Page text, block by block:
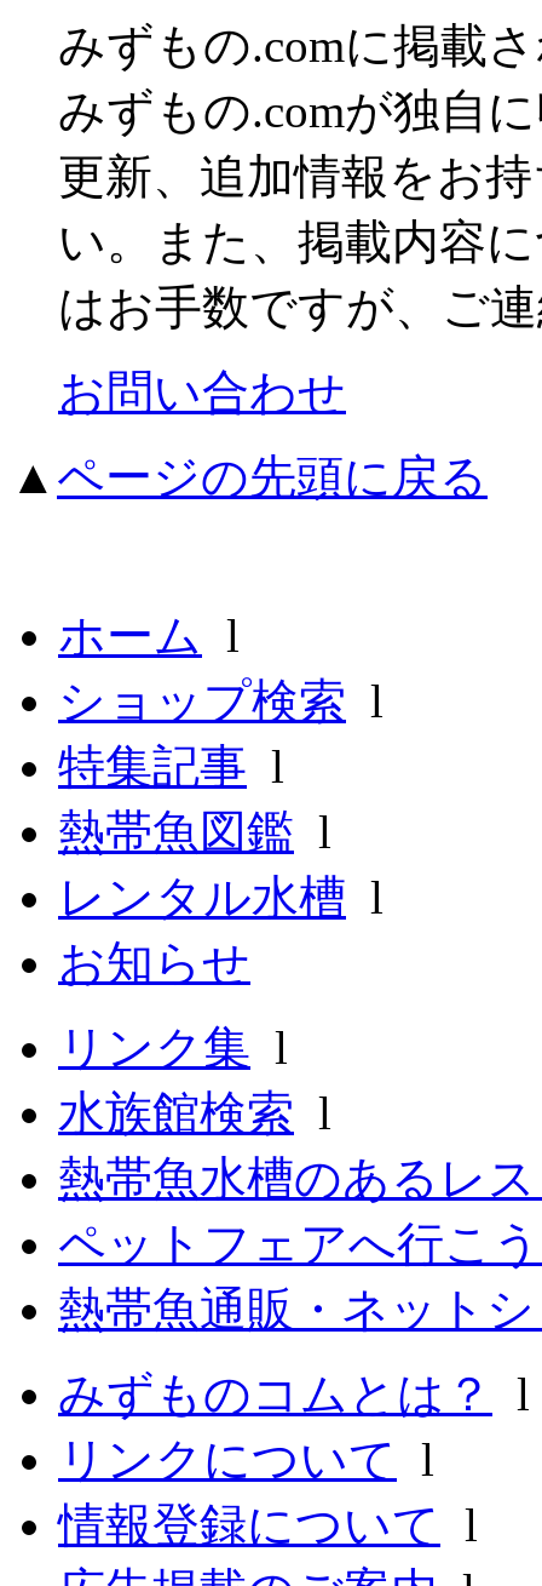
みずもの.comに掲載
みずもの.comが独自
更新、追加情報をお
い。また、掲載内容
はお手数ですが、ご
お問い合わせ
▲ ページの先頭に戻る
ホーム l
ショップ検索 l
特集記事 l
熱帯魚図鑑 l
レンタル水槽 l
お知らせ
リンク集 l
水族館検索 l
熱帯魚水槽のあるレ
ペットフェアへ行こ
熱帯魚通販・ネット
みずものコムとは？
リンクについて l
情報登録について l